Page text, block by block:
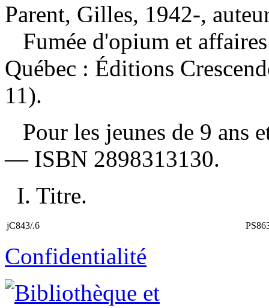
Parent, Gilles, 1942-,
Fumée d'opium et
Québec : Éditions
11).
Pour les jeunes de 9
— ISBN 2898313130.
I. Titre.
jC843/.6
Confidentialité